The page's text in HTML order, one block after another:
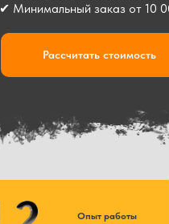
✔ Минимальный заказ от 10
Рассчитать стоимость
Опыт работы